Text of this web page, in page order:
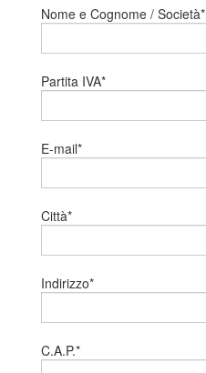
Nome e Cognome / Società*
Partita IVA*
E-mail*
Città*
Indirizzo*
C.A.P.*